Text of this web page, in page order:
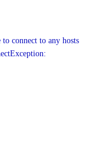
connect to any hosts